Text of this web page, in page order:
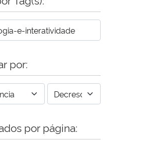
por:
por página: